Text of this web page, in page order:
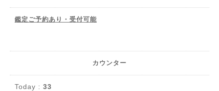
鑑定ご予約あり・受付可能
カウンター
Today : 33